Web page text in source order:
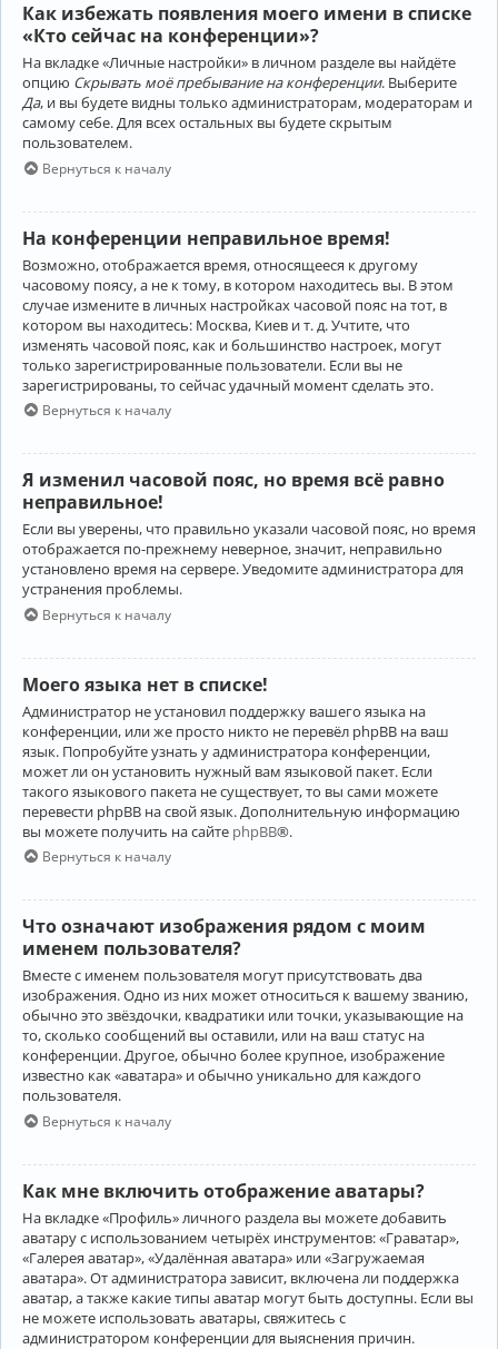
Как избежать появления моего имени в списке
«Кто сейчас на конференции»?
На вкладке «Личные настройки» в личном разделе вы найдёте
опцию Скрывать моё пребывание на конференции. Выберите
Да, и вы будете видны только администраторам, модераторам и
самому себе. Для всех остальных вы будете скрытым
пользователем.
Вернуться к началу
На конференции неправильное время!
Возможно, отображается время, относящееся к другому
часовому поясу, а не к тому, в котором находитесь вы. В этом
случае измените в личных настройках часовой пояс на тот, в
котором вы находитесь: Москва, Киев и т. д. Учтите, что
изменять часовой пояс, как и большинство настроек, могут
только зарегистрированные пользователи. Если вы не
зарегистрированы, то сейчас удачный момент сделать это.
Вернуться к началу
Я изменил часовой пояс, но время всё равно
неправильное!
Если вы уверены, что правильно указали часовой пояс, но время
отображается по-прежнему неверное, значит, неправильно
установлено время на сервере. Уведомите администратора для
устранения проблемы.
Вернуться к началу
Моего языка нет в списке!
Администратор не установил поддержку вашего языка на
конференции, или же просто никто не перевёл phpBB на ваш
язык. Попробуйте узнать у администратора конференции,
может ли он установить нужный вам языковой пакет. Если
такого языкового пакета не существует, то вы сами можете
перевести phpBB на свой язык. Дополнительную информацию
вы можете получить на сайте phpBB®.
Вернуться к началу
Что означают изображения рядом с моим
именем пользователя?
Вместе с именем пользователя могут присутствовать два
изображения. Одно из них может относиться к вашему званию,
обычно это звёздочки, квадратики или точки, указывающие на
то, сколько сообщений вы оставили, или на ваш статус на
конференции. Другое, обычно более крупное, изображение
известно как «аватара» и обычно уникально для каждого
пользователя.
Вернуться к началу
Как мне включить отображение аватары?
На вкладке «Профиль» личного раздела вы можете добавить
аватару с использованием четырёх инструментов: «Граватар»,
«Галерея аватар», «Удалённая аватара» или «Загружаемая
аватара». От администратора зависит, включена ли поддержка
аватар, а также какие типы аватар могут быть доступны. Если вы
не можете использовать аватары, свяжитесь с
администратором конференции для выяснения причин.